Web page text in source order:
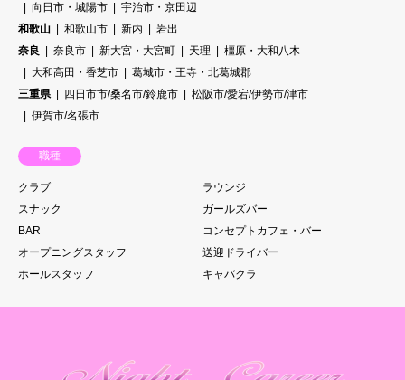
向日市・城陽市
宇治市・京田辺
和歌山
和歌山市 新内
岩出
奈良
奈良市 新大宮・大宮町 天理
橿原・大和八木
大和高田・香芝市
葛城市・王寺・北葛城郡
三重県
四日市市/桑名市/鈴鹿市
松阪市/愛宕/伊勢市/津市
伊賀市/名張市
職種
クラブ
ラウンジ
スナック
ガールズバー
BAR
コンセプトカフェ・バー
オープニングスタッフ
送迎ドライバー
ホールスタッフ
キャバクラ